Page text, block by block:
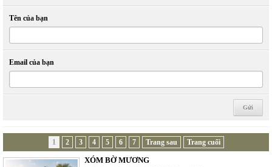
Tên của bạn
Email của bạn
1 2 3 4 5 6 7 Trang sau Trang cuối
XÓM BỜ MƯƠNG